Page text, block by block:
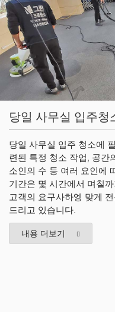
당일 사무실 입주청
당일 사무실 입주 청소에
련된 특정 청소 작업, 공간
소인의 수 등 여러 요인에
기간은 몇 시간에서 며칠
고객의 요구사하엥 맞게
드리고 있습니다.
내용 더보기